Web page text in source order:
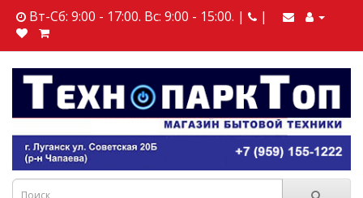
Вт-Сб: 9:00 - 17:00. Вс: 9:00 - 15:00. | |